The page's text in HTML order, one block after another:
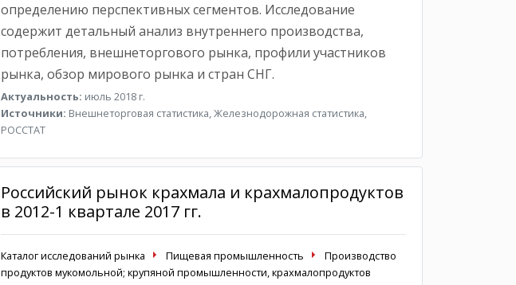
определению перспективных сегментов. Исследование
содержит детальный анализ внутреннего производства,
потребления, внешнеторгового рынка, профили участников
рынка, обзор мирового рынка и стран СНГ.
Актуальность: июль 2018 г.
Источники: Внешнеторговая статистика, Железнодорожная статистика,
РОССТАТ
Российский рынок крахмала и крахмалопродуктов
в 2012-1 квартале 2017 гг.
Каталог исследований рынка Пищевая промышленность
Производство
продуктов мукомольной; крупяной промышленности, крахмалопродуктов